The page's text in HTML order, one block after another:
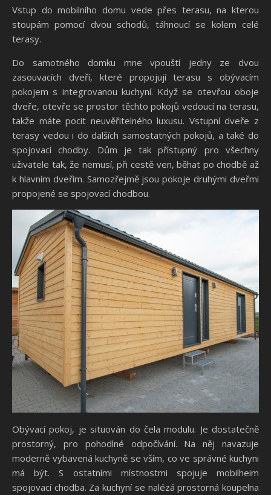
Vstup do mobilního domu vede přes terasu, na kterou
stoupám pomocí dvou schodů, táhnoucí se kolem celé
terasy.
Do samotného domku mne vpouští jedny ze dvou
zasouvacích dveří, které propojují terasu s obývacím
pokojem s integrovanou kuchyní. Když se otevřou oboje
dveře, otevře se prostor těchto pokojů vedoucí na terasu,
takže máte pocit neuvěřitelného luxusu. Vstupní dveře z
terasy vedou i do dalších samostatných pokojů, a také do
spojovací chodby. Dům je tak přístupný pro všechny
uživatele tak, že nemusí, při cestě ven, běhat po chodbě až
k hlavním dveřím. Samozřejmě jsou pokoje druhými dveřmi
propojené se spojovací chodbou.
Obývací pokoj, je situován do čela modulu. Je dostatečně
prostorný, pro pohodlné odpočívání. Na něj navazuje
moderně vybavená kuchyně se vším, co ve správné kuchyni
má být.S ostatními místnostmi spojuje mobilheim
spojovací chodba. Za kuchyní se nalézá prostorná koupelna